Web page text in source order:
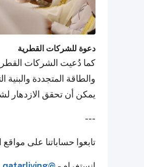
دعوة للشركات القطرية
كما دُعيت الشركات
يمكن أن تحقق الازدهار
---
تابعوا حساباتنا على